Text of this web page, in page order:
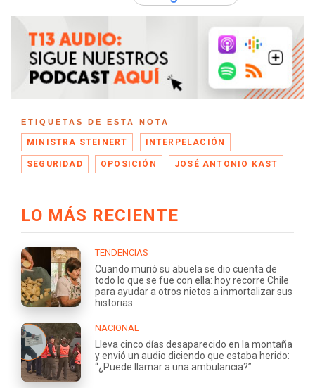
ETIQUETAS DE ESTA NOTA
MINISTRA STEINERT INTERPELACIÓN
SEGURIDAD OPOSICIÓN JOSÉ ANTONIO KAST
LO MÁS RECIENTE
TENDENCIAS
Cuando murió su abuela se dio cuenta de
todo lo que se fue con ella: hoy recorre Chile
para ayudar a otros nietos a inmortalizar sus
historias
NACIONAL
Lleva cinco días desaparecido en la montaña
y envió un audio diciendo que estaba herido:
“¿Puede llamar a una ambulancia?”